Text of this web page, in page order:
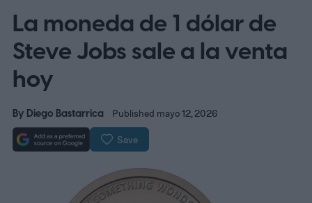
La moneda de 1 dólar de
Steve Jobs sale a la venta
hoy
By Diego Bastarrica Published mayo 12, 2026
Save